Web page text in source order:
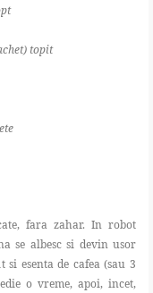
topit
fara zahar. In robot
se albesc si devin usor
esenta de cafea (sau 3
o vreme, apoi, incet,